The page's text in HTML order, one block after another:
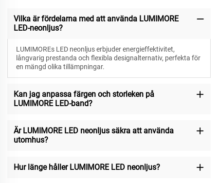
Vilka är fördelarna med att använda LUMIMORE
LED-neonljus?
LUMIMOREs LED neonljus erbjuder energieffektivitet,
långvarig prestanda och flexibla designalternativ, perfekta för
en mängd olika tillämpningar.
Kan jag anpassa färgen och storleken på
LUMIMORE LED-band?
Är LUMIMORE LED neonljus säkra att använda
utomhus?
Hur länge håller LUMIMORE LED neonljus?